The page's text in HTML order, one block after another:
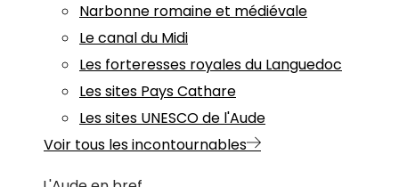
Narbonne romaine et médiévale
Le canal du Midi
Les forteresses royales du Languedoc
Les sites Pays Cathare
Les sites UNESCO de l'Aude
Voir tous les incontournables